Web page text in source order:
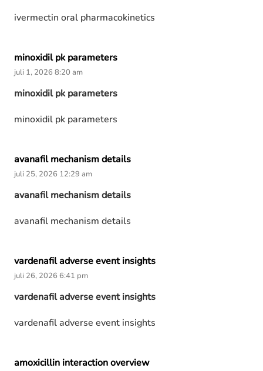
ivermectin oral pharmacokinetics
minoxidil pk parameters
juli 1, 2026 8:20 am
minoxidil pk parameters
minoxidil pk parameters
avanafil mechanism details
juli 25, 2026 12:29 am
avanafil mechanism details
avanafil mechanism details
vardenafil adverse event insights
juli 26, 2026 6:41 pm
vardenafil adverse event insights
vardenafil adverse event insights
amoxicillin interaction overview